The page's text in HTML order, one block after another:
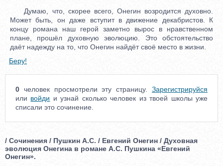
Думаю, что, скорее всего, Онегин возродится духовно.
Может быть, он даже вступит в движение декабристов. К
концу романа наш герой заметно вырос в нравственном
плане, прошёл духовную эволюцию. Это обстоятельство
даёт надежду на то, что Онегин найдёт своё место в жизни.
Беру!
0 человек просмотрели эту страницу. Зарегистрируйся
или войди и узнай сколько человек из твоей школы уже
списали это сочинение.
/ Сочинения / Пушкин А.С. / Евгений Онегин / Духовная
эволюция Онегина в романе А.С. Пушкина «Евгений
Онегин».